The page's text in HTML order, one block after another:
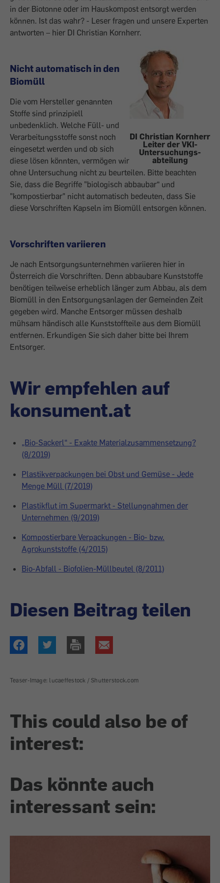
in der Biotonne oder im Hauskompost entsorgt werden
können. Ist das wahr? - Leser fragen und unsere Experten
antworten – hier DI Christian Kornherr.
DI Christian Kornherr
Leiter der VKI-
Untersuchungs-
abteilung
Nicht automatisch in den
Biomüll
Die vom Hersteller genannten
Stoffe sind prinzipiell
unbedenklich. Welche Füll- und
Verarbeitungsstoffe sonst noch
eingesetzt werden und ob sich
diese lösen könnten, vermögen wir
ohne Untersuchung nicht zu beurteilen. Bitte beachten
Sie, dass die Begriffe "biologisch abbaubar“ und
"kompostierbar" nicht automatisch bedeuten, dass Sie
diese Vorschriften Kapseln im Biomüll entsorgen können.
Vorschriften variieren
Je nach Entsorgungsunternehmen variieren hier in
Österreich die Vorschriften. Denn abbaubare Kunststoffe
benötigen teilweise erheblich länger zum Abbau, als dem
Biomüll in den Entsorgungsanlagen der Gemeinden Zeit
gegeben wird. Manche Entsorger müssen deshalb
mühsam händisch alle Kunststoffteile aus dem Biomüll
entfernen. Erkundigen Sie sich daher bitte bei Ihrem
Entsorger.
Wir empfehlen auf
konsument.at
„Bio-Sackerl“ - Exakte Materialzusammensetzung?
(8/2019)
Plastikverpackungen bei Obst und Gemüse - Jede
Menge Müll (7/2019)
Plastikflut im Supermarkt - Stellungnahmen der
Unternehmen (9/2019)
Kompostierbare Verpackungen - Bio- bzw.
Agrokunststoffe (4/2015)
Bio-Abfall - Biofolien-Müllbeutel (8/2011)
Diesen Beitrag teilen
Teaser-Image: lucaeffestock / Shutterstock.com
This could also be of
interest:
Das könnte auch
interessant sein: